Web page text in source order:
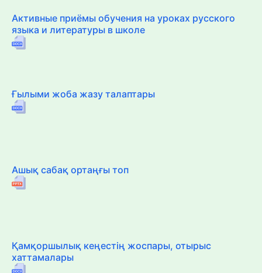
Активные приёмы обучения на уроках русского
языка и литературы в школе
Ғылыми жоба жазу талаптары
Ашық сабақ ортаңғы топ
Қамқоршылық кеңестің жоспары, отырыс
хаттамалары